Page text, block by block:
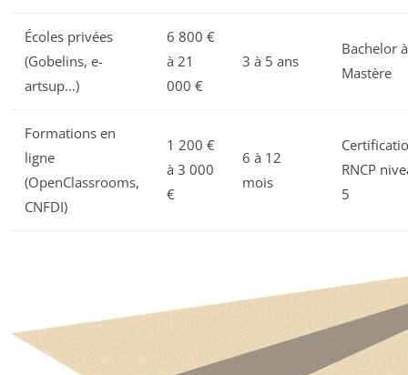
Écoles privées
(Gobelins, e-
artsup…)
6 800 €
à 21
000 €
3 à 5 ans
Bachelor à
Mastère
Formations en
ligne
(OpenClassrooms,
CNFDI)
1 200 €
à 3 000
€
6 à 12
mois
RNCP
5